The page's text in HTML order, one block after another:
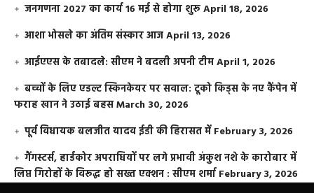
जनगणना 2027 का कार्य 16 मई से होगा शुरूApril 18, 2026
आशा भोसले का अंतिम संस्कार आजApril 13, 2026
आईएएस के तबादले: सीएम ने बदली अपनी टीमApril 1, 2026
बच्चों के लिए एडल्ट स्किनकेयर पर सवाल: टूको किड्स के नए कैंपेन में
फराह खान ने उठाई बहसMarch 30, 2026
पूर्व विधायक बलजीत यादव ईडी की हिरासत में February 3, 2026
गैंगस्टर्स, हार्डकोर अपराधियों पर लगे प्रभावी अंकुश नशे के कारोबार में
लिप्त गिरोहों के विरूद्ध हो सख्त एक्शन : सीएम शर्मा February 3, 2026